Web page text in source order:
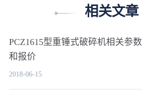
相关文章
PCZ1615型重锤式破碎机相关参数
和报价
2018-06-15